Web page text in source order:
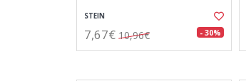
STEIN
7,67€ 10,96€ - 30%